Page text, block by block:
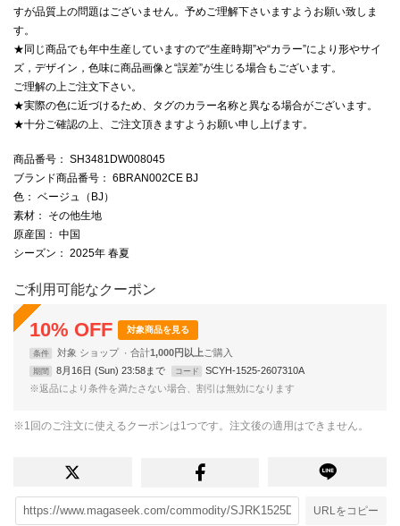
すが品質上の問題はございません。予めご理解下さいますようお願い致しま
す。
★同じ商品でも年中生産していますので“生産時期”や“カラー”により形やサイ
ズ，デザイン，色味に商品画像と“誤差”が生じる場合もございます。
ご理解の上ご注文下さい。
★実際の色に近づけるため、タグのカラー名称と異なる場合がございます。
★十分ご確認の上、ご注文頂きますようお願い申し上げます。
商品番号 ： SH3481DW008045
ブランド商品番号 ： 6BRAN002CE BJ
色 ： ベージュ（BJ）
素材 ： その他生地
原産国 ： 中国
シーズン ： 2025年 春夏
ご利用可能なクーポン
10% OFF 対象商品を見る
条件 対象 ショップ 合計1,000円以上
期間 8月16日 (Sun) 23:58まで コード
SCYH-1525-2607310A
※返品により条件を満たさない場合、割引は無効になります
※1回のご注文に使えるクーポンは1つです。注文後の適用はできません。
URLをコピー